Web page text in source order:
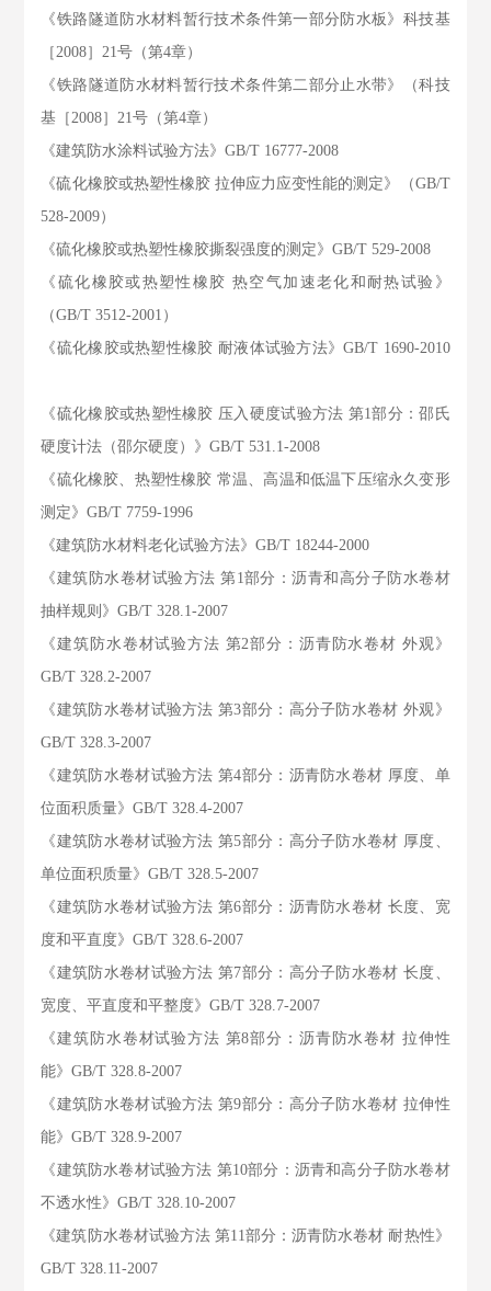
《铁路隧道防水材料暂行技术条件第一部分防水板》科技基
［2008］21号（第4章）
《铁路隧道防水材料暂行技术条件第二部分止水带》（科技
基［2008］21号（第4章）
《建筑防水涂料试验方法》GB/T 16777-2008
《硫化橡胶或热塑性橡胶 拉伸应力应变性能的测定》（GB/T
528-2009）
《硫化橡胶或热塑性橡胶撕裂强度的测定》GB/T 529-2008
《硫化橡胶或热塑性橡胶 热空气加速老化和耐热试验》
（GB/T 3512-2001）
《硫化橡胶或热塑性橡胶 耐液体试验方法》GB/T 1690-2010
《硫化橡胶或热塑性橡胶 压入硬度试验方法 第1部分：邵氏
硬度计法（邵尔硬度）》GB/T 531.1-2008
《硫化橡胶、热塑性橡胶 常温、高温和低温下压缩永久变形
测定》GB/T 7759-1996
《建筑防水材料老化试验方法》GB/T 18244-2000
《建筑防水卷材试验方法 第1部分：沥青和高分子防水卷材
抽样规则》GB/T 328.1-2007
《建筑防水卷材试验方法 第2部分：沥青防水卷材 外观》
GB/T 328.2-2007
《建筑防水卷材试验方法 第3部分：高分子防水卷材 外观》
GB/T 328.3-2007
《建筑防水卷材试验方法 第4部分：沥青防水卷材 厚度、单
位面积质量》GB/T 328.4-2007
《建筑防水卷材试验方法 第5部分：高分子防水卷材 厚度、
单位面积质量》GB/T 328.5-2007
《建筑防水卷材试验方法 第6部分：沥青防水卷材 长度、宽
度和平直度》GB/T 328.6-2007
《建筑防水卷材试验方法 第7部分：高分子防水卷材 长度、
宽度、平直度和平整度》GB/T 328.7-2007
《建筑防水卷材试验方法 第8部分：沥青防水卷材 拉伸性
能》GB/T 328.8-2007
《建筑防水卷材试验方法 第9部分：高分子防水卷材 拉伸性
能》GB/T 328.9-2007
《建筑防水卷材试验方法 第10部分：沥青和高分子防水卷材
不透水性》GB/T 328.10-2007
《建筑防水卷材试验方法 第11部分：沥青防水卷材 耐热性》
GB/T 328.11-2007